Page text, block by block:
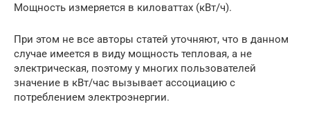
Мощность измеряется в киловаттах (кВт/ч).
При этом не все авторы статей уточняют, что в данном
случае имеется в виду мощность тепловая, а не
электрическая, поэтому у многих пользователей
значение в кВт/час вызывает ассоциацию с
потреблением электроэнергии.